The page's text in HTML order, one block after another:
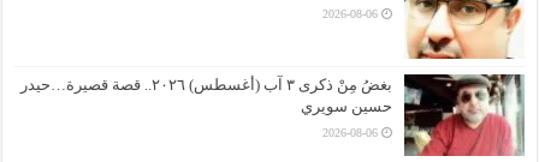
2026-08-06
بغضُ مِنْ ذكرى ٣ آب (أغسطس) ٢٠٢٦.. قصة قصيرة…حيدر
حسين سويري
2026-08-06